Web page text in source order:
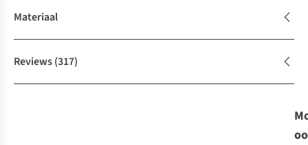
Materiaal
Reviews(317)